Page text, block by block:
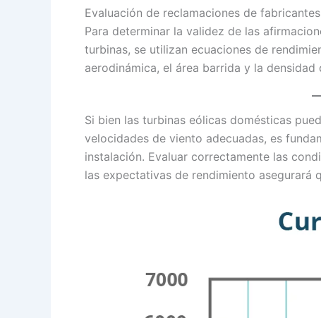
Evaluación de reclamaciones de fabricantes
Para determinar la validez de las
turbinas, se utilizan ecuaciones de
aerodinámica, el área barrida y la densidad
Si bien las turbinas eólicas domésticas
velocidades de viento adecuadas, es
instalación. Evaluar correctamente las
las expectativas de rendimiento asegurará